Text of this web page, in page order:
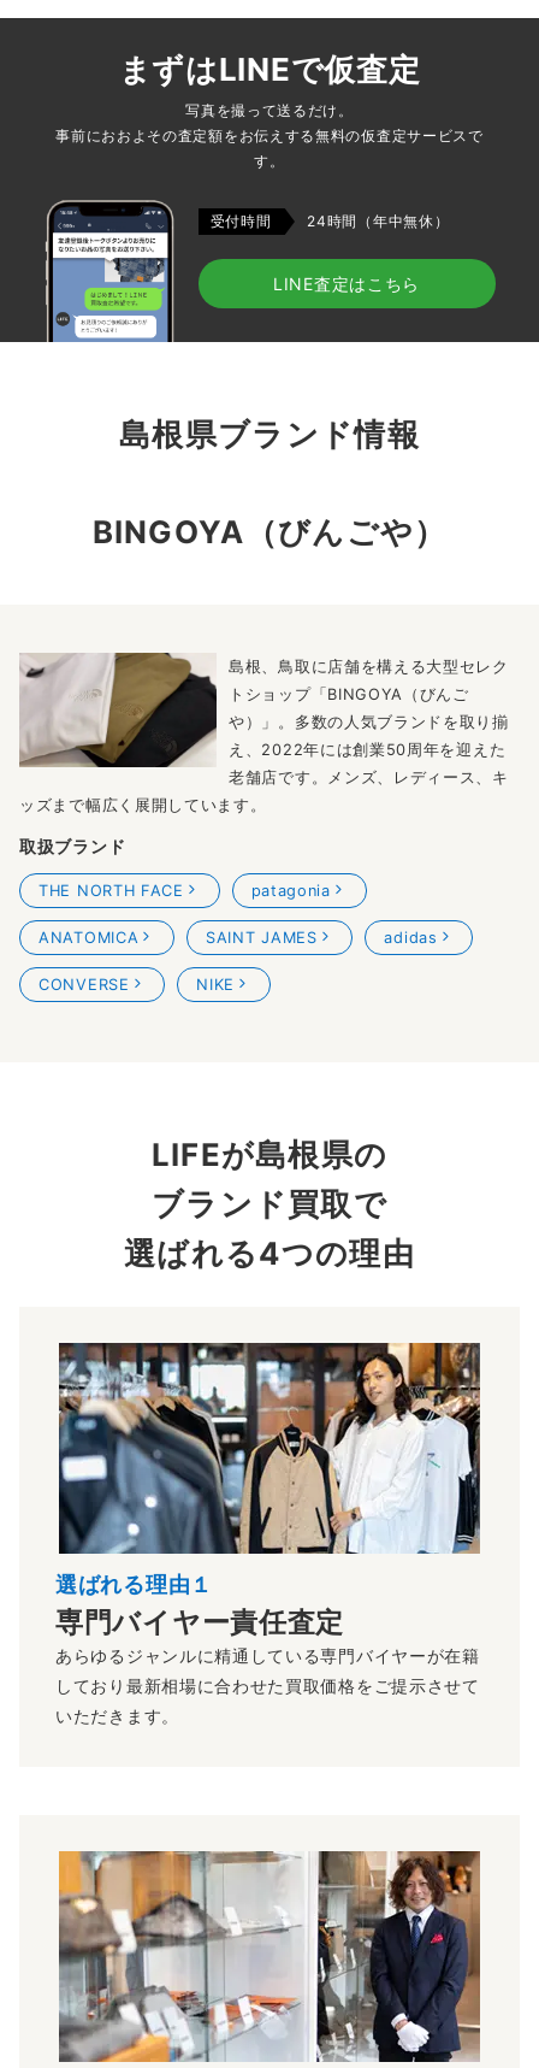
まずはLINEで仮査定
写真を撮って送るだけ。
事前におおよその査定額をお伝えする無料の仮査定サービスで
す。
受付時間 24時間（年中無休）
LINE査定はこちら
島根県ブランド情報
BINGOYA（びんごや）
島根、鳥取に店舗を構える大型セレク
トショップ「BINGOYA（びんご
や）」。多数の人気ブランドを取り揃
え、2022年には創業50周年を迎えた
老舗店です。メンズ、レディース、キ
ッズまで幅広く展開しています。
取扱ブランド
THE NORTH FACE patagonia
ANATOMICA SAINT JAMES adidas
CONVERSE NIKE
LIFEが島根県の
ブランド買取で
選ばれる4つの理由
選ばれる理由１
専門バイヤー責任査定
あらゆるジャンルに精通している専門バイヤーが在籍
しており最新相場に合わせた買取価格をご提示させて
いただきます。